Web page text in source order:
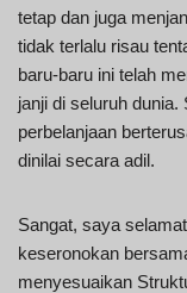
tetap dan juga
tidak terlalu risau
baru-baru ini telah
janji di seluruh
perbelanjaan
dinilai secara adil.
Sangat, saya
keseronokan
menyesuaikan